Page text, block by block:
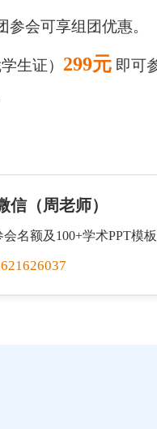
参会可享组团优惠。
生证） 299元 即可
信（周老师）
名额及100+学术PPT模板